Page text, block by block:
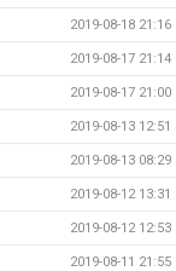
2019-08-18 21:16
2019-08-17 21:14
2019-08-17 21:00
2019-08-13 12:51
2019-08-13 08:29
2019-08-12 13:31
2019-08-12 12:53
2019-08-11 21:55